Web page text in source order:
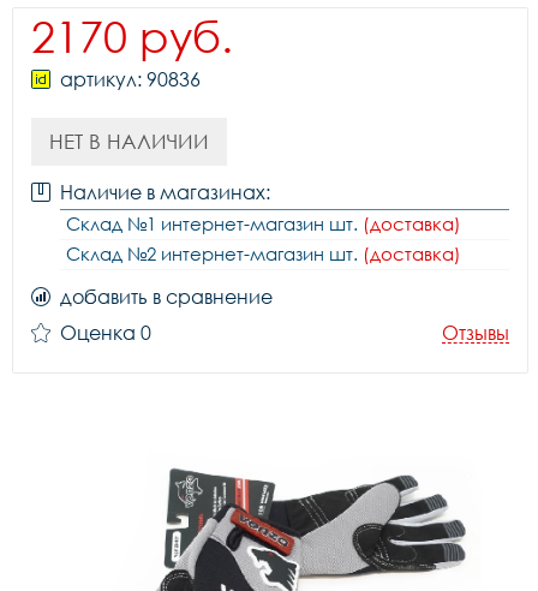
2170 руб.
артикул: 90836
НЕТ В НАЛИЧИИ
Наличие в магазинах:
Склад №1 интернет-магазин шт. (доставка)
Склад №2 интернет-магазин шт. (доставка)
добавить в сравнение
Оценка 0
Отзывы